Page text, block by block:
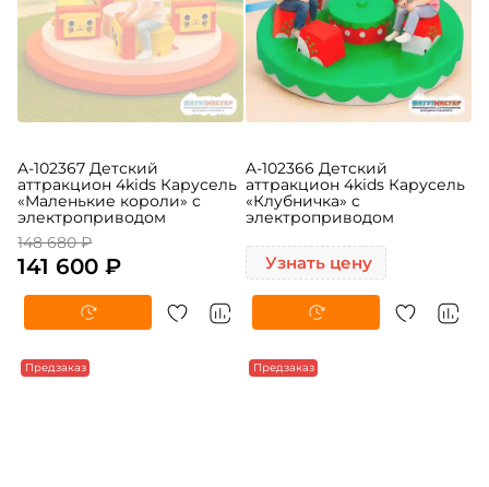
A-102367 Детский
аттракцион 4kids Карусель
«Маленькие короли» c
электроприводом
148 680 ₽
141 600 ₽
A-102366 Детский
аттракцион 4kids Карусель
«Клубничка» c
электроприводом
Узнать цену